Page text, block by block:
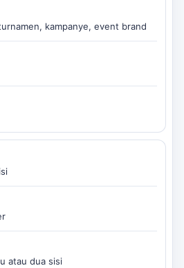
kampanye, event brand
atau dua sisi